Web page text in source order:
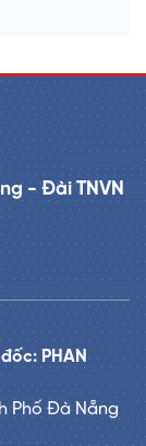
- Đài TNVN
PHAN
Phố Đà Nẵng